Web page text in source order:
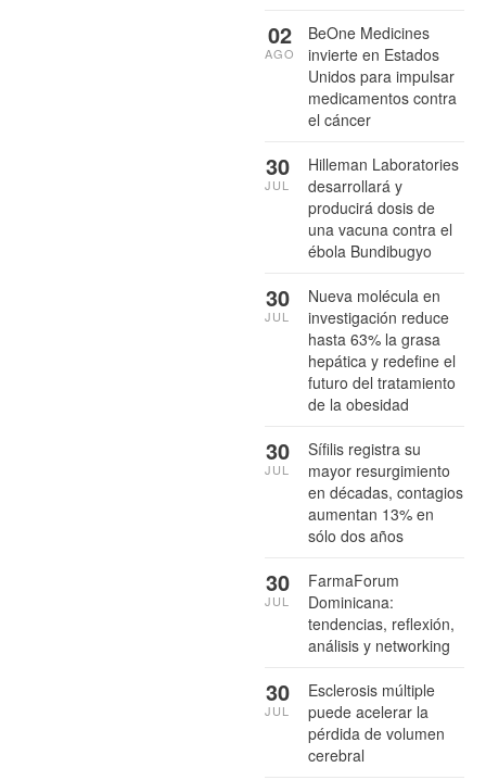
BeOne Medicines
invierte en Estados
Unidos para impulsar
medicamentos contra
el cáncer
02
AGO
Hilleman Laboratories
desarrollará y
producirá dosis de
una vacuna contra el
ébola Bundibugyo
30
JUL
Nueva molécula en
investigación reduce
hasta 63% la grasa
hepática y redefine el
futuro del tratamiento
de la obesidad
30
JUL
Sífilis registra su
mayor resurgimiento
en décadas, contagios
aumentan 13% en
sólo dos años
30
JUL
FarmaForum
Dominicana:
tendencias, reflexión,
análisis y networking
30
JUL
Esclerosis múltiple
puede acelerar la
pérdida de volumen
cerebral
30
JUL